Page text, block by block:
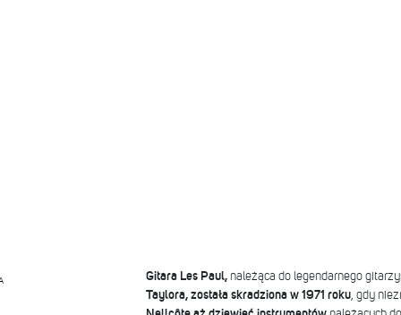
Gitara Les Paul, należąca do legendarnego
Taylora, została skradziona w 1971 roku, gdy